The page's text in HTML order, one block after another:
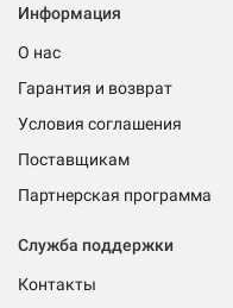
Информация
О нас
Гарантия и возврат
Условия соглашения
Поставщикам
Партнерская программа
Служба поддержки
Контакты